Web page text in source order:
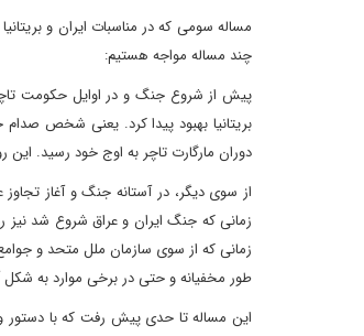
مساله سومی که در مناسبات ایران و
چند مساله مواجه هستیم:
پیش از شروع جنگ و در اوایل حکومت
بریتانیا بهبود پیدا کرد. یعنی شخص
دوران مارگارت تاچر به اوج خود رسید.
از سوی دیگر، در آستانه جنگ و آغاز
زمانی که جنگ ایران و عراق شروع شد نیز
زمانی که از سوی سازمان ملل متحد و
طور مخفیانه و حتی در برخی موارد به
این مساله تا حدی پیش رفت که با دستور